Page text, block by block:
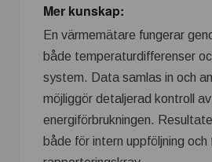
Mer kunskap:
En värmemätare fungerar
både temperaturdifferenser
system. Data samlas in och
möjliggör detaljerad kontroll av
energiförbrukningen.
både för intern uppföljning